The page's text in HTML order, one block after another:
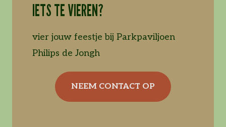
IETS TE VIEREN?
vier jouw feestje bij Parkpaviljoen
Philips de Jongh
NEEM CONTACT OP